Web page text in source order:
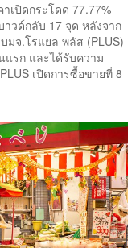
เปิดกระโดด 77.77%
วด์กลับ 17 จุด หลังจาก
จ.โรแยล พลัส (PLUS)
แรก และได้รับความ
เปิดการซื้อขายที่ 8